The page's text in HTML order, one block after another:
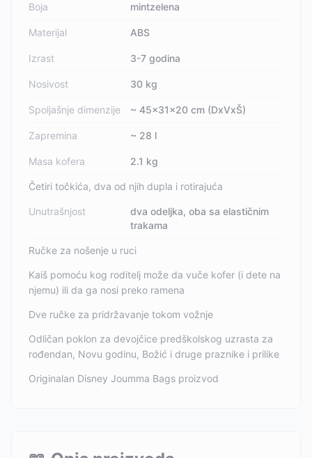
Boja mintzelena
Materijal ABS
Izrast 3-7 godina
Nosivost 30 kg
Spoljašnje dimenzije ~ 45x31x20 cm (DxVxŠ)
Zapremina ~ 28 l
Masa kofera 2.1 kg
Četiri točkića, dva od njih dupla i rotirajuća
Unutrašnjost
dva odeljka, oba sa elastičnim
trakama
Ručke za nošenje u ruci
Kaiš pomoću kog roditelj može da vuče kofer (i dete na
njemu) ili da ga nosi preko ramena
Dve ručke za pridržavanje tokom vožnje
Odličan poklon za devojčice predškolskog uzrasta za
rođendan, Novu godinu, Božić i druge praznike i prilike
Originalan Disney Joumma Bags proizvod